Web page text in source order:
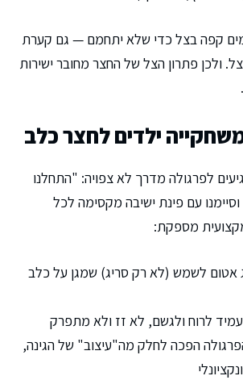
קפה בצל כדי שלא יתחמם — גם קערת
ולכן פתרון הצל של החצר מחובר ישירות
ילדים לחצר כלב
לפרגולה מדרך לא צפויה: "התחלנו
עם פינת ישיבה מקסימה לכל
מספקת:
אטום לשמש (לא רק סריג) שמגן על כלב
לרוח ולגשם, לא זז ולא מתפרק
הפכה לחלק מה"עיצוב" של הגינה,